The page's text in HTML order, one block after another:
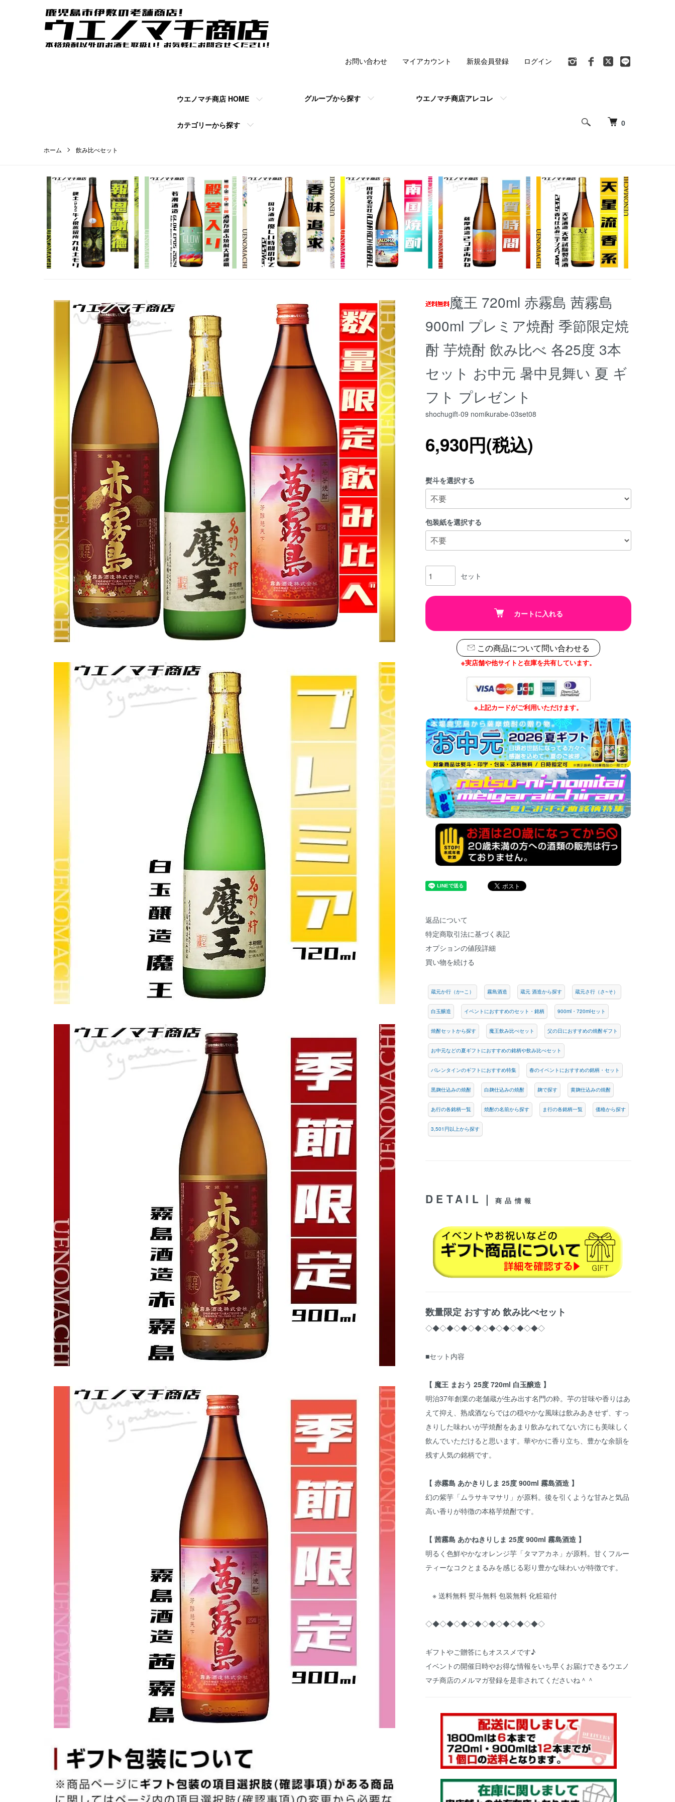
0
ウエノマチ商店 HOME
カテゴリーから探す
グループから探す ウエノマチ商店アレコレ
お問い合わせ マイアカウント 新規会員登録 ログイン
ホーム 飲み比べセット
魔王 720ml 赤霧島 茜霧島
900ml プレミア焼酎 季節限定焼
酎 芋焼酎 飲み比べ 各25度 3本
セット お中元 暑中見舞い 夏 ギ
フト プレゼント
shochugift-09 nomikurabe-03set08
6,930円(税込)
熨斗を選択する
包装紙を選択する
セット
カートに入れる
この商品について問い合わせる
※実店舗や他サイトと在庫を共有しています。
※上記カードがご利用いただけます。
返品について
特定商取引法に基づく表記
オプションの値段詳細
買い物を続ける
蔵元か行（か~こ） 霧島酒造 蔵元 酒造から探す 蔵元さ行（さ~そ）
白玉醸造 イベントにおすすめのセット・銘柄 900ml・720mlセット
焼酎セットから探す 魔王飲み比べセット 父の日におすすめの焼酎ギフト
お中元などの夏ギフトにおすすめの銘柄や飲み比べセット
バレンタインのギフトにおすすめ特集 春のイベントにおすすめの銘柄・セット
黒麹仕込みの焼酎 白麹仕込みの焼酎 麹で探す 黄麹仕込みの焼酎
あ行の各銘柄一覧 焼酎の名前から探す ま行の各銘柄一覧 価格から探す
3,501円以上から探す
DETAIL｜商品情報
数量限定 おすすめ 飲み比べセット
◇◆◇◆◇◆◇◆◇◆◇◆◇◆◇◆◇
■セット内容
【 魔王 まおう 25度 720ml 白玉醸造 】
明治37年創業の老舗蔵が生み出す名門の粋。芋の甘味や香りはあ
えて抑え、熟成酒ならではの穏やかな風味は飲みあきせず、すっ
きりした味わいが芋焼酎をあまり飲みなれてない方にも美味しく
飲んでいただけると思います。華やかに香り立ち、豊かな余韻を
残す人気の銘柄です。
【 赤霧島 あかきりしま 25度 900ml 霧島酒造 】
幻の紫芋「ムラサキマサリ」が原料。後を引くような甘みと気品
高い香りが特徴の本格芋焼酎です。
【 茜霧島 あかねきりしま 25度 900ml 霧島酒造 】
明るく色鮮やかなオレンジ芋「タマアカネ」が原料。甘くフルー
ティーなコクとまるみを感じる彩り豊かな味わいが特徴です。
※ 送料無料 熨斗無料 包装無料 化粧箱付
◇◆◇◆◇◆◇◆◇◆◇◆◇◆◇◆◇
ギフトやご贈答にもオススメです♪
イベントの開催日時やお得な情報をいち早くお届けできるウエノ
マチ商店のメルマガ登録を是非されてくださいね＾＾